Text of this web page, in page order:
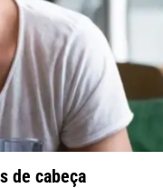
de cabeça